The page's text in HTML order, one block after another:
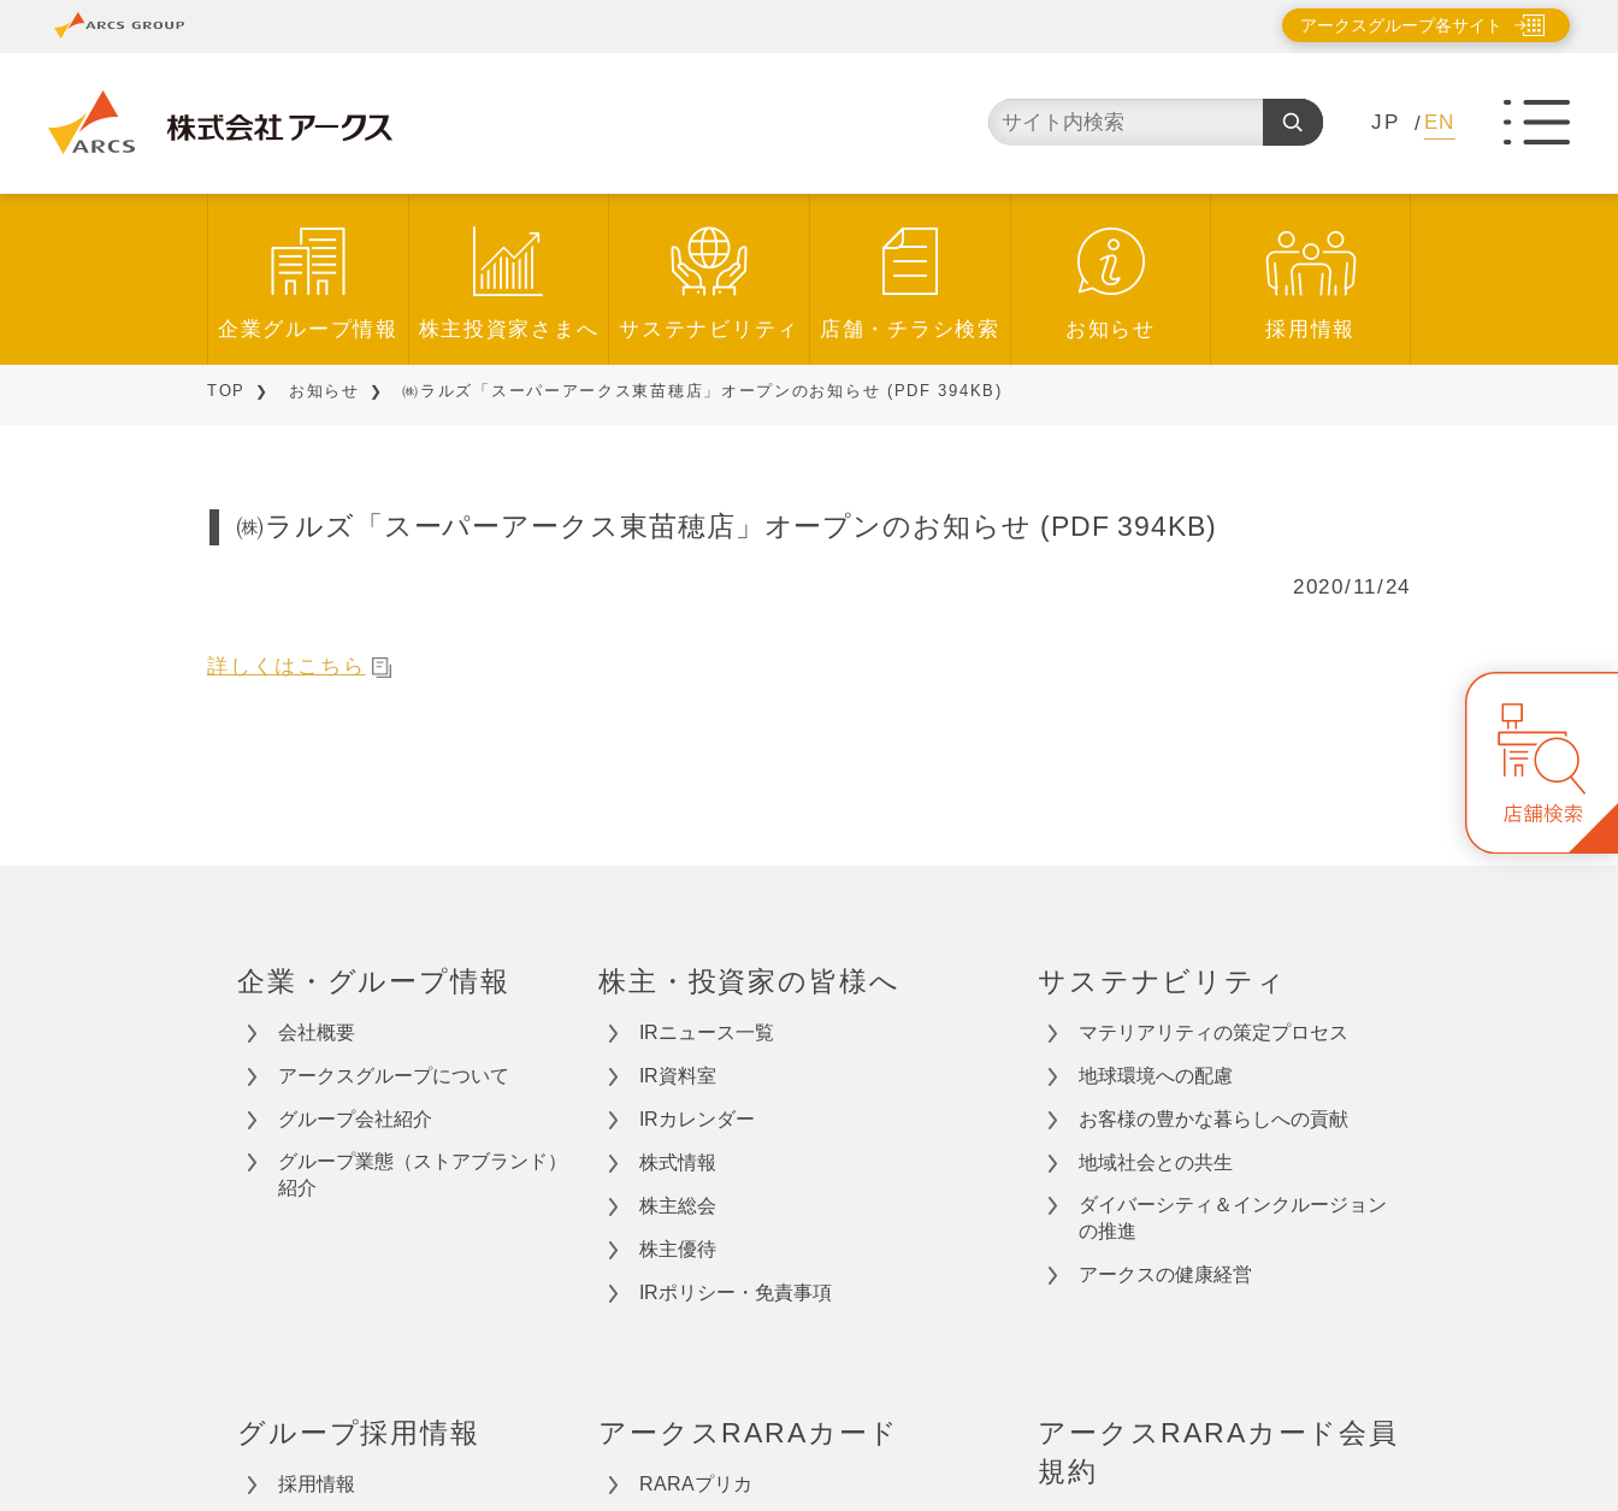
アークスグループ各サイト
JP EN
企業グループ情報 株主投資家さまへ サステナビリティ 店舗・チラシ検索 お知らせ 採用情報
TOP お知らせ ㈱ラルズ「スーパーアークス東苗穂店」オープンのお知らせ (PDF 394KB)
㈱ラルズ「スーパーアークス東苗穂店」オープンのお知らせ (PDF 394KB)
2020/11/24
詳しくはこちら
企業・グループ情報
会社概要
アークスグループについて
グループ会社紹介
グループ業態（ストアブランド）
紹介
株主・投資家の皆様へ
IRニュース一覧
IR資料室
IRカレンダー
株式情報
株主総会
株主優待
IRポリシー・免責事項
サステナビリティ
マテリアリティの策定プロセス
地球環境への配慮
お客様の豊かな暮らしへの貢献
地域社会との共生
ダイバーシティ＆インクルージョン
の推進
アークスの健康経営
グループ採用情報
採用情報
アークスRARAカード
RARAプリカ
アークスRARAカード会員
規約